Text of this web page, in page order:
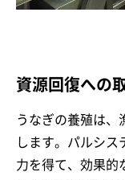
資源回復への
うなぎの養殖は、
します。パルシス
力を得て、効果的